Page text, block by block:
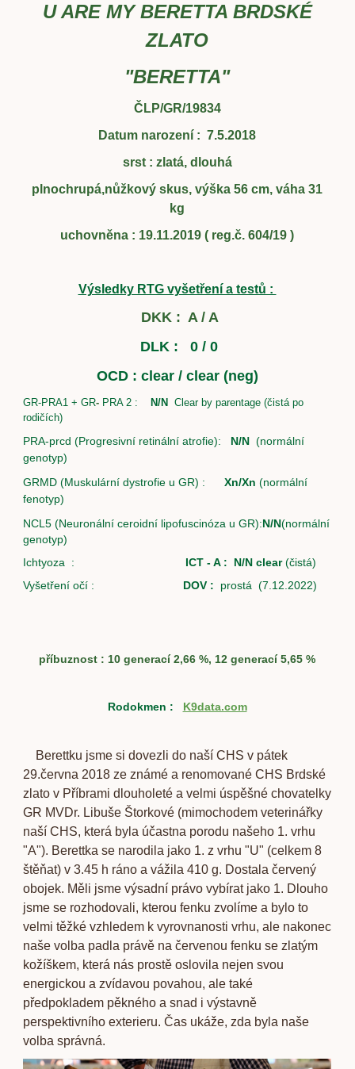
U ARE MY BERETTA BRDSKÉ
ZLATO
"BERETTA"
ČLP/GR/19834
Datum narození : 7.5.2018
srst : zlatá, dlouhá
plnochrupá,nůžkový skus, výška 56 cm, váha 31
kg
uchovněna : 19.11.2019 ( reg.č. 604/19 )
Výsledky RTG vyšetření a testů :
DKK : A / A
DLK : 0 / 0
OCD : clear / clear (neg)
GR-PRA1 + GR- PRA 2 : N/N Clear by parentage (čistá po
rodičích)
PRA-prcd (Progresivní retinální atrofie): N/N (normální
genotyp)
GRMD (Muskulární dystrofie u GR) : Xn/Xn (normální
fenotyp)
NCL5 (Neuronální ceroidní lipofuscinóza u GR):N/N(normální
genotyp)
Ichtyoza :
ICT - A : N/N clear(čistá)
Vyšetření očí : DOV : prostá (7.12.2022)
příbuznost : 10 generací 2,66 %, 12 generací 5,65 %
Rodokmen : K9data.com
Berettku jsme si dovezli do naší CHS v pátek
29.června 2018 ze známé a renomované CHS Brdské
zlato v Příbrami dlouholeté a velmi úspěšné chovatelky
GR MVDr. Libuše Štorkové (mimochodem veterinářky
naší CHS, která byla účastna porodu našeho 1. vrhu
"A"). Berettka se narodila jako 1. z vrhu "U" (celkem 8
štěňat) v 3.45 h ráno a vážila 410 g. Dostala červený
obojek. Měli jsme výsadní právo vybírat jako 1. Dlouho
jsme se rozhodovali, kterou fenku zvolíme a bylo to
velmi těžké vzhledem k vyrovnanosti vrhu, ale nakonec
naše volba padla právě na červenou fenku se zlatým
kožíškem, která nás prostě oslovila nejen svou
energickou a zvídavou povahou, ale také
předpokladem pěkného a snad i výstavně
perspektivního exterieru. Čas ukáže, zda byla naše
volba správná.